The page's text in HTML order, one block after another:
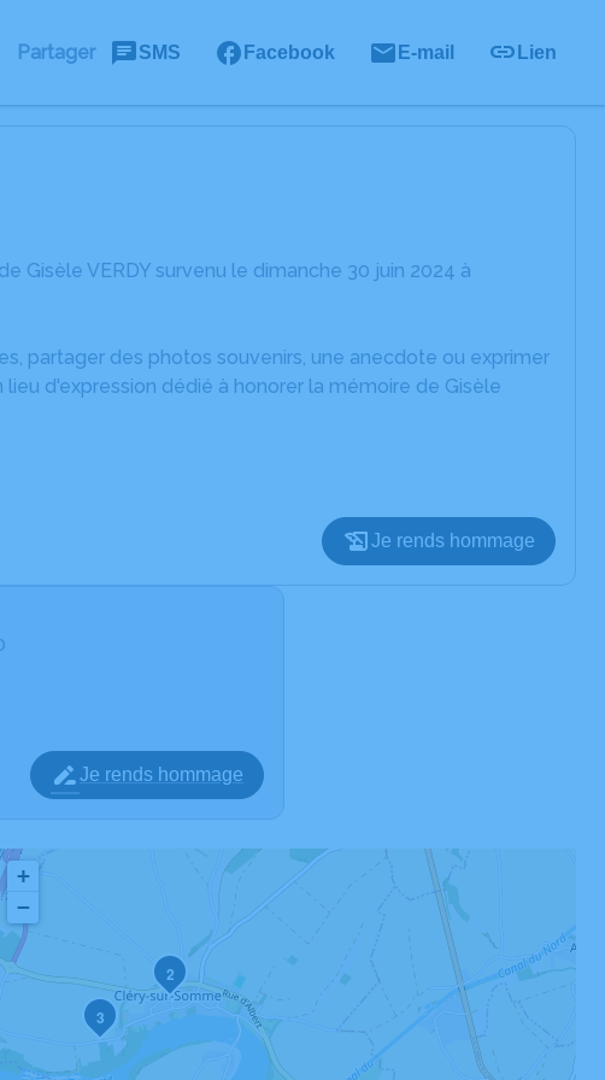
Partager SMS Facebook E-mail Lien
Gisèle VERDY survenu le dimanche 30 juin 2024 à
partager des photos souvenirs, une anecdote ou exprimer
d'expression dédié à honorer la mémoire de Gisèle
Je rends hommage
Je rends hommage
2
3
+
−